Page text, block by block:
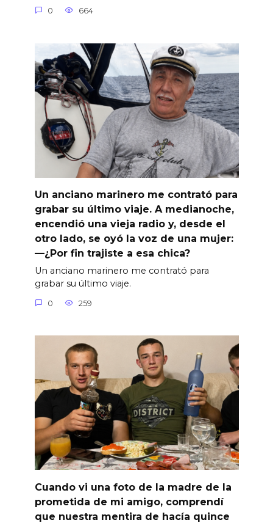
0 664
Un anciano marinero me contrató para
grabar su último viaje. A medianoche,
encendió una vieja radio y, desde el
otro lado, se oyó la voz de una mujer:
—¿Por fin trajiste a esa chica?
Un anciano marinero me contrató para
grabar su último viaje.
0 259
Cuando vi una foto de la madre de la
prometida de mi amigo, comprendí
que nuestra mentira de hacía quince